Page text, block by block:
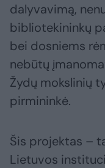
dalyvavimą,
bibliotekininkų
bei dosniems
nebūtų
Žydų mokslinių
pirmininkė.
Šis projektas –
Lietuvos